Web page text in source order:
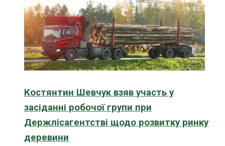
Костянтин Шевчук взяв участь у
засіданні робочої групи при
Держлісагентстві щодо розвитку ринку
деревини